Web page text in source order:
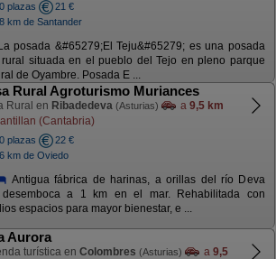
plazas
21 €
km de Santander
posada &#65279;El Teju&#65279; es una posada
rural situada en el pueblo del Tejo en pleno parque
de Oyambre. Posada E ...
Rural Agroturismo Muriances
Rural en Ribadedeva (Asturias) a 9,5 km
(Cantabria)
plazas
22 €
km de Oviedo
Antigua fábrica de harinas, a orillas del río Deva
a 1 km en el mar. Rehabilitada con
espacios para mayor bienestar, e ...
Aurora
turística en Colombres (Asturias) a 9,5